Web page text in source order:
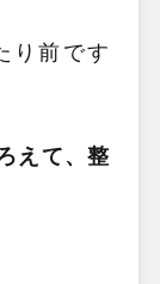
り前です
えて、整